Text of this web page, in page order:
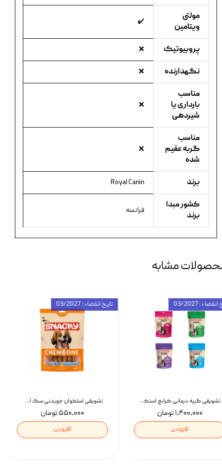
مولتی
ویتامین
✔️
پروبیوتیک ❌
نگهدارنده ❌
مناسب
بارداری یا
شیردهی
❌
مناسب
گربه عقیم
شده
❌
برند Royal Canin
کشور مبدا
برند
فرانسه
مشابه
تشویقی استخوان جویدنی سگ اسنکی کرانچی با طعم مرغ Snacky Crunchy Munchy وزن 100 گرم
۵۵۰,۰۰۰ تومان
افزودن
تاریخ انقضاء : 03/2027
تشویقی گربه درمانی کرانچ اسنکی با طعم میکس Snacky Crunch Cat Treats وزن 60 گرم بسته 4 عددی
۱,۴۰۰,۰۰۰ تومان
افزودن
: 03/2027